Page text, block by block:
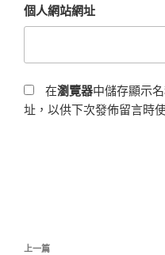
個人網站網址
在瀏覽器中儲存顯示
址，以供下次發佈留言時
文
上
上一篇